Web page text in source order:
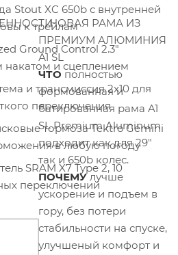
Stout XC 650b с внутренней
к трейлам
Ground Control 2.3"
и сцеплением
и трансмиссия 2x10 для
переключения
тормоза Tektro Gemini
в любую погоду
SRAM X7 Type 2, 10
переключений
НОВАЯ РАМА ИЗ
ПРЕМИУМ АЛЮМИНИЯ
А1 SL
ЧТО полностью
формованная и
батированная рама A1
SL Premium Aluminum
подходит как для 29"
так и 650b колес.
ПОЧЕМУ лучше
ускорение и подъем в
гору, без потери
стабильности на спуске,
улучшеный комфорт и